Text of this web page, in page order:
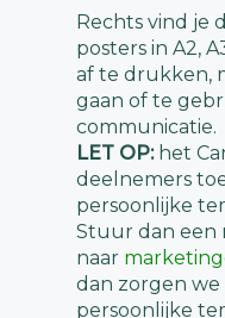
Rechts vind je
posters in A2,
af te drukken,
gaan of te
communicatie.
LET OP:het
deelnemers
persoonlijke
Stuur dan een
naar
dan zorgen
persoonlijke